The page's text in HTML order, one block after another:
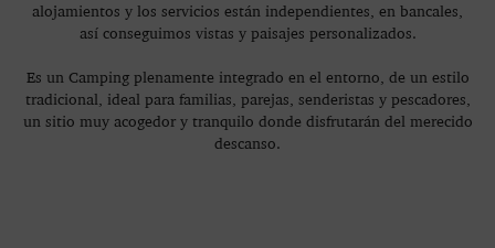
alojamientos y los servicios están independientes, en bancales,
así conseguimos vistas y paisajes personalizados.
Es un Camping plenamente integrado en el entorno, de un estilo
tradicional, ideal para familias, parejas, senderistas y pescadores,
un sitio muy acogedor y tranquilo donde disfrutarán del merecido
descanso.